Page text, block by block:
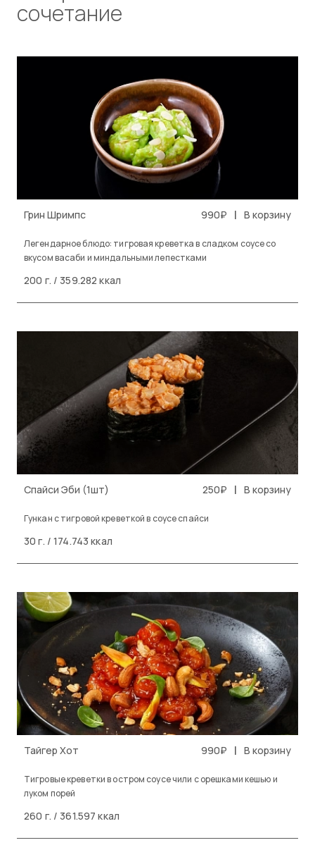
сочетание
Грин Шримпс 990₽ | В корзину
Легендарное блюдо: тигровая креветка в сладком соусе со
вкусом васаби и миндальными лепестками
200 г. / 359.282 ккал
Спайси Эби (1шт) 250₽ | В корзину
Гункан с тигровой креветкой в соусе спайси
30 г. / 174.743 ккал
Тайгер Хот 990₽ | В корзину
Тигровые креветки в остром соусе чили с орешками кешью и
луком порей
260 г. / 361.597 ккал